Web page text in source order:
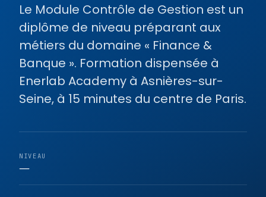
Le Module Contrôle de Gestion est un
diplôme de niveau préparant aux
métiers du domaine « Finance &
Banque ». Formation dispensée à
Enerlab Academy à Asnières-sur-
Seine, à 15 minutes du centre de Paris.
NIVEAU
—